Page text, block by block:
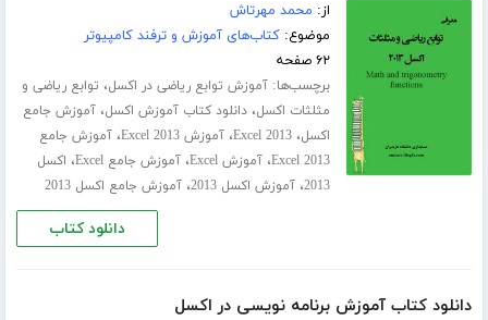
از: محمد مهرتاش
موضوع:کتاب‌های آموزش و ترفند کامپیوتر
۶۲ صفحه
برچسب‌ها:آموزش توابع ریاضی در اکسل، توابع ریاضی و
مثلثات اکسل،دانلود کتاب آموزش اکسل،آموزش جامع
اکسل،Excel 2013،آموزش Excel 2013 ،آموزش جامع
Excel 2013،آموزش Excel ،آموزش جامع Excel ، اکسل
2013،آموزش اکسل 2013 ،آموزش جامع اکسل 2013
دانلود کتاب
دانلود کتاب آموزش برنامه نویسی در اکسل